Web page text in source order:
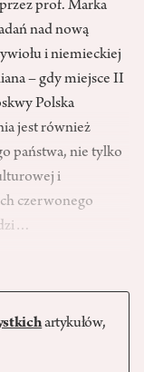
prof. Marka
nad nową
i niemieckiej
– gdy miejsce II
Polska
jest również
państwa, nie tylko
i
czerwonego
artykułów,